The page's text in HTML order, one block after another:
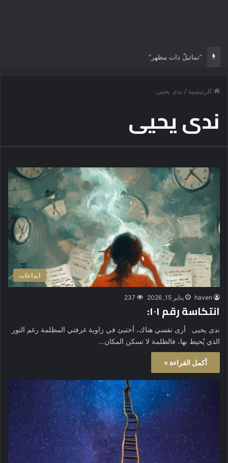
طرابزون التركي يسعى بقوة لحسم صفقة مهاجم اخر
الرئيسية / ندى يحيى
ندى يحيى
ابداعات
haven يناير 15, 2026 237
انتكاسة رقم ١٠١:
ندى يحيى أرى نفسي هناك، أختبئ في زاوية غرفتي المظلمة رغم النور
الذي يُحيط بها، فالظلمة لا تسكن المكان…
أكمل القراءة »